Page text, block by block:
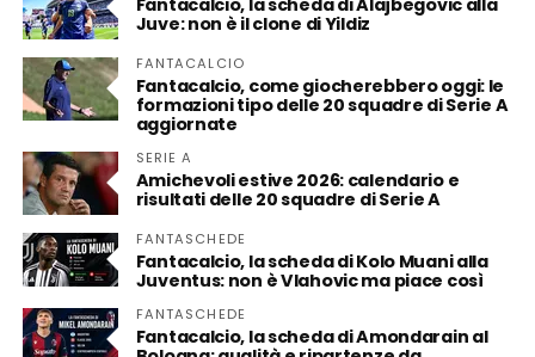
Juve: non è il clone di Yildiz
FANTACALCIO
Fantacalcio, come giocherebbero oggi: le
formazioni tipo delle 20 squadre di Serie A
aggiornate
SERIE A
Amichevoli estive 2026: calendario e
risultati delle 20 squadre di Serie A
FANTASCHEDE
Fantacalcio, la scheda di Kolo Muani alla
Juventus: non è Vlahovic ma piace così
FANTASCHEDE
Fantacalcio, la scheda di Amondarain al